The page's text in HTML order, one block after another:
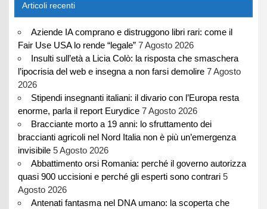
Articoli recenti
Aziende IA comprano e distruggono libri rari: come il
Fair Use USA lo rende “legale” 7 Agosto 2026
Insulti sull’età a Licia Colò: la risposta che smaschera
l’ipocrisia del web e insegna a non farsi demolire 7 Agosto
2026
Stipendi insegnanti italiani: il divario con l’Europa resta
enorme, parla il report Eurydice 7 Agosto 2026
Bracciante morto a 19 anni: lo sfruttamento dei
braccianti agricoli nel Nord Italia non è più un’emergenza
invisibile 5 Agosto 2026
Abbattimento orsi Romania: perché il governo autorizza
quasi 900 uccisioni e perché gli esperti sono contrari 5
Agosto 2026
Antenati fantasma nel DNA umano: la scoperta che